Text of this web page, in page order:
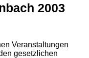
2003
Veranstaltungen
gesetzlichen